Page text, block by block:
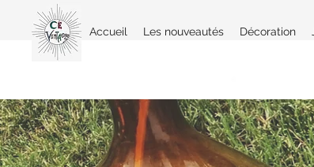
Accueil Les nouveautés Décoration